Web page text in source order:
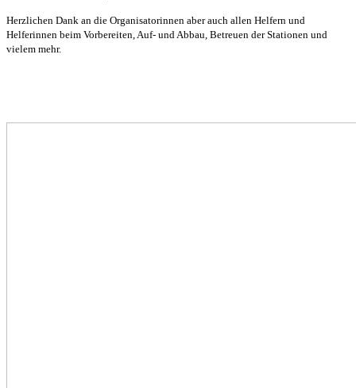
Herzlichen Dank an die Organisatorinnen aber auch allen Helfern und
Helferinnen beim Vorbereiten, Auf- und Abbau, Betreuen der Stationen und
vielem mehr.